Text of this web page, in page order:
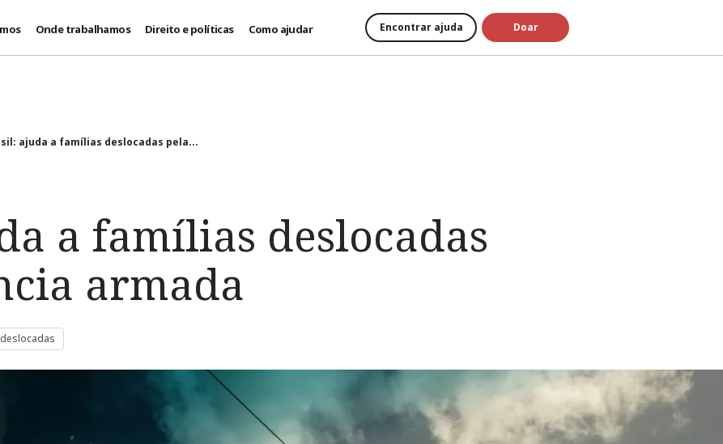
Onde trabalhamos Direito e políticas Como ajudar Encontrar ajuda Doar
ajuda a famílias deslocadas pela...
a famílias deslocadas
armada